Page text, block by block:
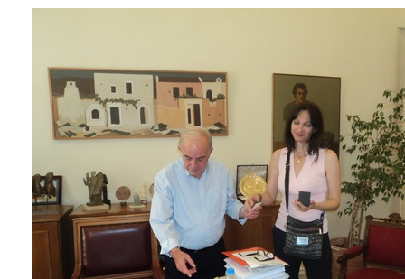
ΠΟΛΙΤΙΣΜΟΣ
ΑΝΘΕΚΤΙΚΗ
ΠΟΛΗ